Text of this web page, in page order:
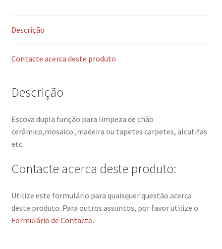
Descrição
Contacte acerca deste produto
Descrição
Escova dupla função para limpeza de chão
cerâmico,mosaico ,madeira ou tapetes carpetes, alcatifas
etc.
Contacte acerca deste produto:
Utilize este formulário para quaisquer questão acerca
deste produto. Para outros assuntos, por favor utilize o
Formulário de Contacto.